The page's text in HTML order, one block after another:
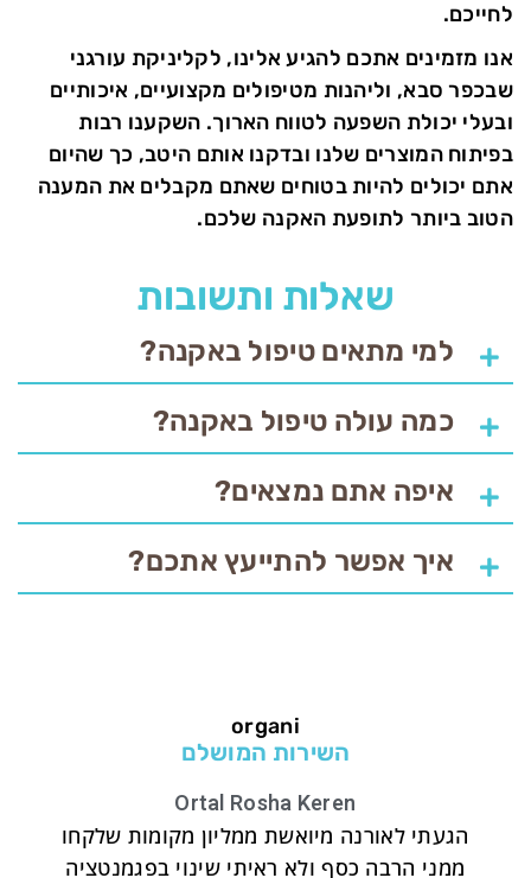
לחייכם.
אנו מזמינים אתכם להגיע אלינו, לקליניקת עורגני
שבכפר סבא, וליהנות מטיפולים מקצועיים, איכותיים
ובעלי יכולת השפעה לטווח הארוך. השקענו רבות
בפיתוח המוצרים שלנו ובדקנו אותם היטב, כך שהיום
אתם יכולים להיות בטוחים שאתם מקבלים את המענה
הטוב ביותר לתופעת האקנה שלכם.
שאלות ותשובות
למי מתאים טיפול באקנה?
כמה עולה טיפול באקנה?
איפה אתם נמצאים?
איך אפשר להתייעץ אתכם?
organi
השירות המושלם
Ortal Rosha Keren
הגעתי לאורנה מיואשת ממליון מקומות שלקחו
ממני הרבה כסף ולא ראיתי שינוי בפגמנטציה